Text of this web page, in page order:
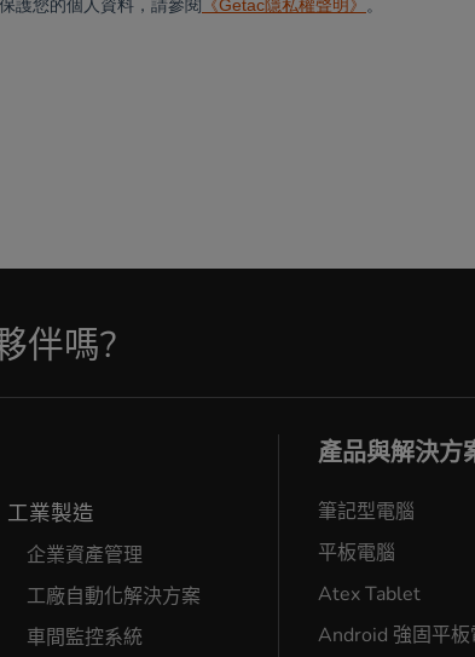
伴嗎?
工業製造
企業資產管理
工廠自動化解決方案
車間監控系統
產品與解決方
筆記型電腦
平板電腦
Atex Tablet
Android 強固平板